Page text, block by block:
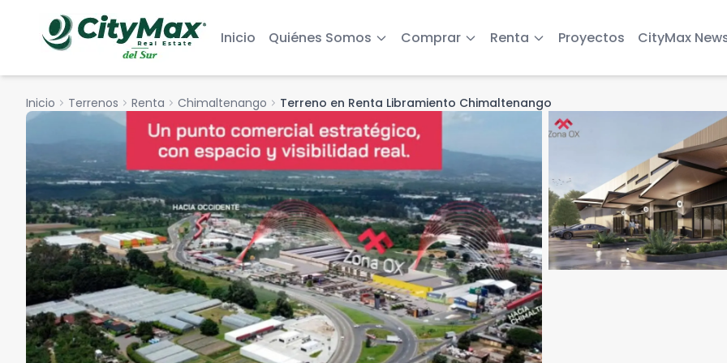
Inicio Quiénes Somos Comprar Renta Proyectos CityMax
Inicio chevron_right Terrenos chevron_right Renta chevron_right Chimaltenango chevron_right Terreno en Renta Libramiento Chimaltenango